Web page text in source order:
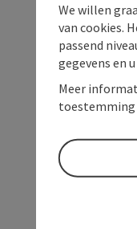
We willen
van cookies.
passend
gegevens en
Meer
toestemming